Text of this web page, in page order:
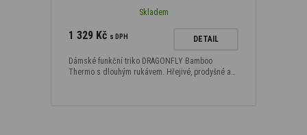
Skladem
1 329 Kč s DPH DETAIL
Dámské funkční triko DRAGONFLY Bamboo
Thermo s dlouhým rukávem. Hřejivé, prodyšné a…